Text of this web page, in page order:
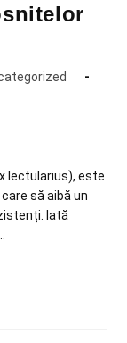
lectularius), este
să aibă un
Iată